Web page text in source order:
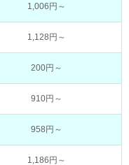
1,006円～
1,128円～
200円～
910円～
958円～
1,186円～